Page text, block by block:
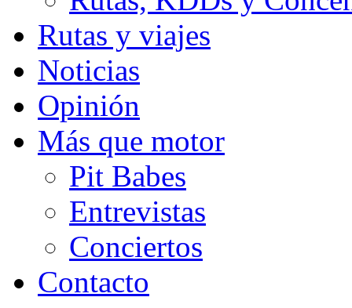
Rutas y viajes
Noticias
Opinión
Más que motor
Pit Babes
Entrevistas
Conciertos
Contacto